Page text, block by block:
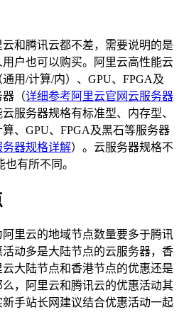
和腾讯云都不差，需要说明的是
户也可以购买。阿里云高性能云
用/计算/内）、GPU、FPGA及
器（详细参考阿里云官网云服务器
服务器规格有标准型、内存型、
、GPU、FPGA及黑石等服务器
器规格详解）。云服务器规格不
有所不同。
里云的地域节点数量要多于腾讯
动多是大陆节点的云服务器，香
大陆节点和香港节点的优惠还是
，阿里云和腾讯云的优惠活动其
手站长网建议结合优惠活动一起